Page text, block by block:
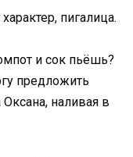
пигалица.
и сок пьёшь?
предложить
наливая в